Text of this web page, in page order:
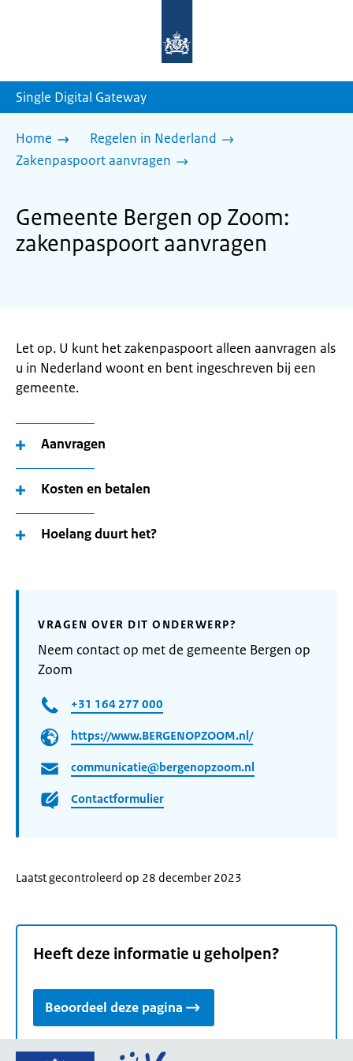
homepage
Single Digital Gateway
Home
Regelen in Nederland
Zakenpaspoort aanvragen
Gemeente Bergen op Zoom:
zakenpaspoort aanvragen
Let op. U kunt het zakenpaspoort alleen aanvragen als
u in Nederland woont en bent ingeschreven bij een
gemeente.
Aanvragen
Kosten en betalen
Hoelang duurt het?
VRAGEN OVER DIT ONDERWERP?
Neem contact op met de gemeente Bergen op
Zoom
+31 164 277 000
https://www.BERGENOPZOOM.nl/
communicatie@bergenopzoom.nl
Contactformulier
Laatst gecontroleerd op 28 december 2023
Heeft deze informatie u geholpen?
Beoordeel deze pagina